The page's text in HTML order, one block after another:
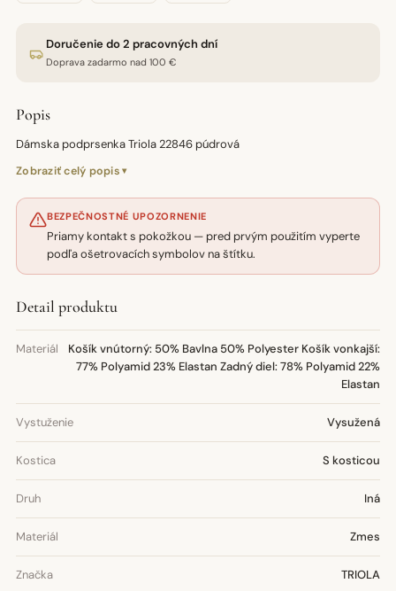
Doručenie do 2 pracovných dní
Doprava zadarmo nad 100 €
Popis
Dámska podprsenka Triola 22846 púdrová
Zobraziť celý popis
BEZPEČNOSTNÉ UPOZORNENIE
Priamy kontakt s pokožkou — pred prvým použitím vyperte
podľa ošetrovacích symbolov na štítku.
Detail produktu
Materiál
Košík vnútorný: 50% Bavlna 50% Polyester Košík vonkajší:
77% Polyamid 23% Elastan Zadný diel: 78% Polyamid 22%
Elastan
Vystuženie Vysužená
Kostica S kosticou
Druh Iná
Materiál Zmes
Značka TRIOLA